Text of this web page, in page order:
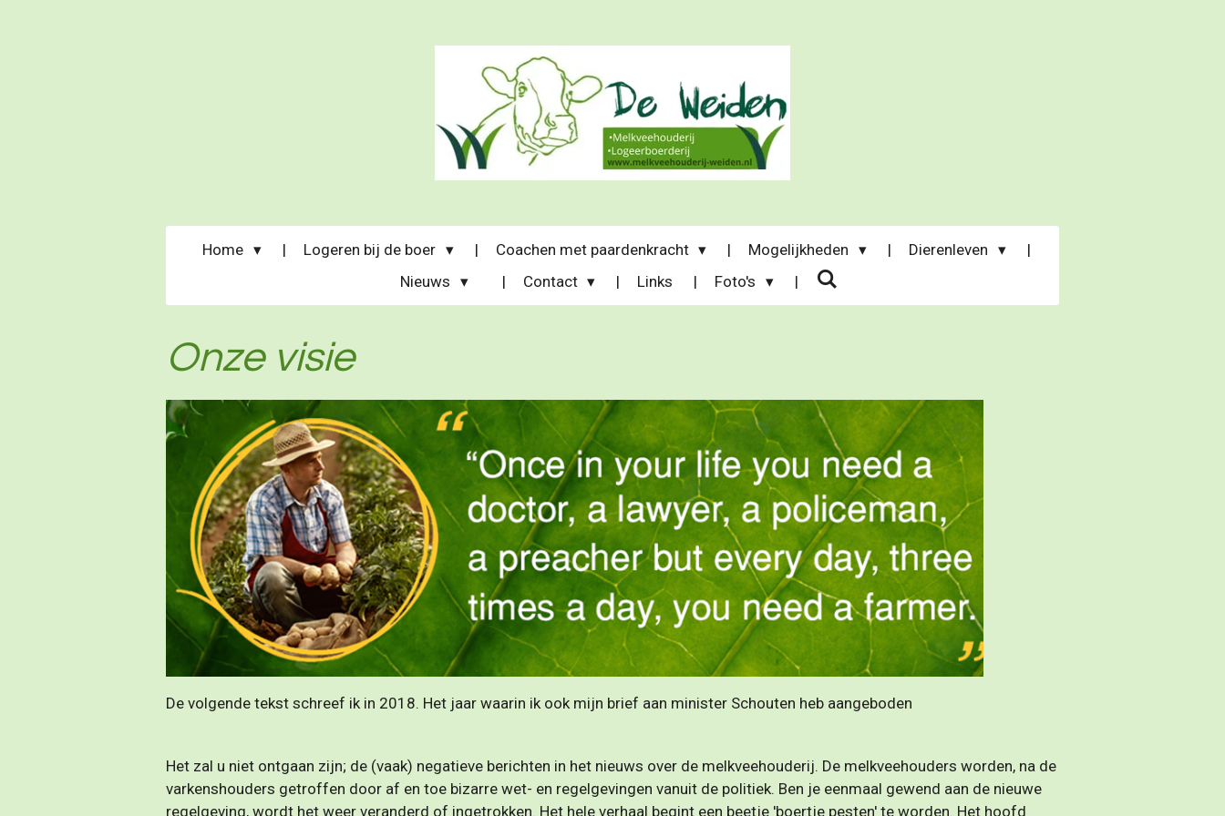
Home Logeren bij de boer Coachen met paardenkracht Mogelijkheden
Dierenleven
Nieuws
Contact Links Foto's
Onze visie
De volgende tekst schreef ik in 2018. Het jaar waarin ik ook mijn brief aan minister Schouten heb aangeboden
Het zal u niet ontgaan zijn; de (vaak) negatieve berichten in het nieuws over de melkveehouderij. De melkveehouders worden, na de
varkenshouders getroffen door af en toe bizarre wet- en regelgevingen vanuit de politiek. Ben je eenmaal gewend aan de nieuwe
regelgeving, wordt het weer veranderd of ingetrokken. Het hele verhaal begint een beetje 'boertje pesten' te worden. Het hoofd